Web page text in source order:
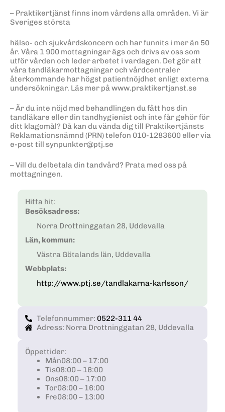
– Praktikertjänst finns inom vårdens alla områden. Vi är
Sveriges största
hälso- och sjukvårdskoncern och har funnits i mer än 50
år. Våra 1 900 mottagningar ägs och drivs av oss som
utför vården och leder arbetet i vardagen. Det gör att
våra tandläkarmottagningar och vårdcentraler
återkommande har högst patientnöjdhet enligt externa
undersökningar. Läs mer på www.praktikertjanst.se
– Är du inte nöjd med behandlingen du fått hos din
tandläkare eller din tandhygienist och inte får gehör för
ditt klagomål? Då kan du vända dig till Praktikertjänsts
Reklamationsnämnd (PRN) telefon 010-1283600 eller via
e-post till synpunkter@ptj.se
– Vill du delbetala din tandvård? Prata med oss på
mottagningen.
Hitta hit:
Besöksadress:
Norra Drottninggatan 28, Uddevalla
Län, kommun:
Västra Götalands län, Uddevalla
Webbplats:
http://www.ptj.se/tandlakarna-karlsson/
Telefonnummer: 0522-311 44
Adress: Norra Drottninggatan 28, Uddevalla
Öppettider:
Mån08:00 – 17:00
Tis08:00 – 16:00
Ons08:00 – 17:00
Tor08:00 – 16:00
Fre08:00 – 13:00